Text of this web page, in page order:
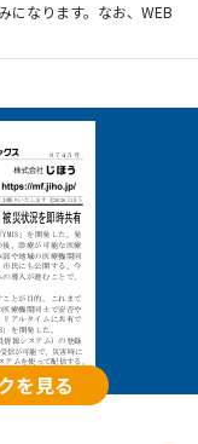
になります。なお、WEB
を見る